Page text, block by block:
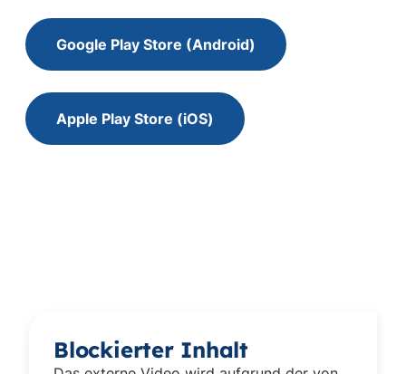
Google Play Store (Android)
Apple Play Store (iOS)
Blockierter Inhalt